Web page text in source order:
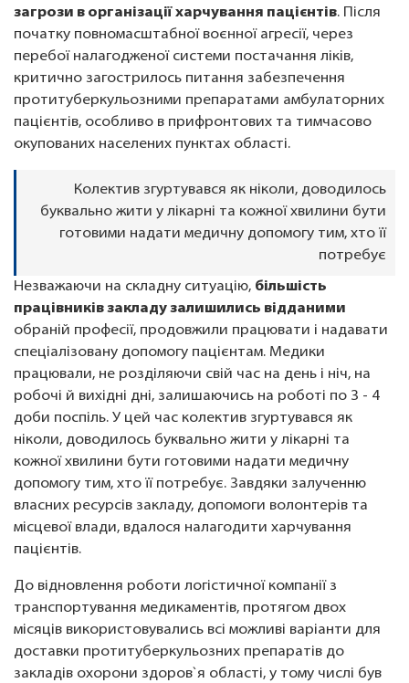
загрози в організації харчування пацієнтів. Після
початку повномасштабної воєнної агресії, через
перебої налагодженої системи постачання ліків,
критично загострилось питання забезпечення
протитуберкульозними препаратами амбулаторних
пацієнтів, особливо в прифронтових та тимчасово
окупованих населених пунктах області.
Колектив згуртувався як ніколи, доводилось
буквально жити у лікарні та кожної хвилини бути
готовими надати медичну допомогу тим, хто її
потребує
Незважаючи на складну ситуацію, більшість
працівників закладу залишились відданими
обраній професії, продовжили працювати і надавати
спеціалізовану допомогу пацієнтам. Медики
працювали, не розділяючи свій час на день і ніч, на
робочі й вихідні дні, залишаючись на роботі по 3 - 4
доби поспіль. У цей час колектив згуртувався як
ніколи, доводилось буквально жити у лікарні та
кожної хвилини бути готовими надати медичну
допомогу тим, хто її потребує. Завдяки залученню
власних ресурсів закладу, допомоги волонтерів та
місцевої влади, вдалося налагодити харчування
пацієнтів.
До відновлення роботи логістичної компанії з
транспортування медикаментів, протягом двох
місяців використовувались всі можливі варіанти для
доставки протитуберкульозних препаратів до
закладів охорони здоров`я області, у тому числі був